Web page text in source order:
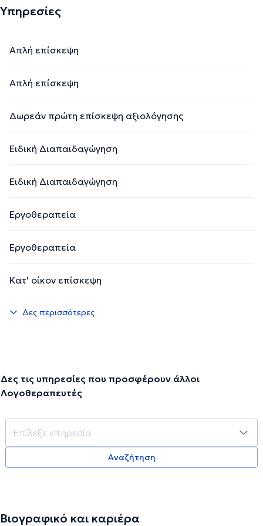
στέκεται λειτουργικά στην καθημερινότητά του. Επίσης,
μια μεγάλη διαχρονική της αγάπη είναι η τέχνη, καθώς
συγγραφή. Πιστεύει πως η τέχνη λειτουργεί θεραπευτικά
ενήλικες που δουλεύει μαζί, με σκοπό την ανάδειξη
με την τέχνη. Τέλος, είναι επιστημονική συνεργάτιδα του
ΕΚΕΦΕ Δημόκριτος και διεξάγει εκπαιδευτικά
λογοθεραπείας.
Υπηρεσίες
Απλή επίσκεψη
Απλή επίσκεψη
Δωρεάν πρώτη επίσκεψη αξιολόγησης
Ειδική Διαπαιδαγώγηση
Ειδική Διαπαιδαγώγηση
Εργοθεραπεία
Εργοθεραπεία
Κατ' οίκον επίσκεψη
Δες περισσότερες
Δες τις υπηρεσίες που προσφέρουν άλλοι
Λογοθεραπευτές
Αναζήτηση
Βιογραφικό και καριέρα